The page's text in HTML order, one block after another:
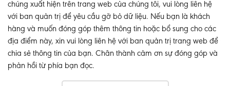
chúng xuất hiện trên trang web của chúng tôi, vui lòng liên hệ
với ban quản trị để yêu cầu gỡ bỏ dữ liệu. Nếu bạn là khách
hàng và muốn đóng góp thêm thông tin hoặc bổ sung cho các
địa điểm này, xin vui lòng liên hệ với ban quản trị trang web để
chia sẻ thông tin của bạn. Chân thành cảm ơn sự đóng góp và
phản hồi từ phía bạn đọc.